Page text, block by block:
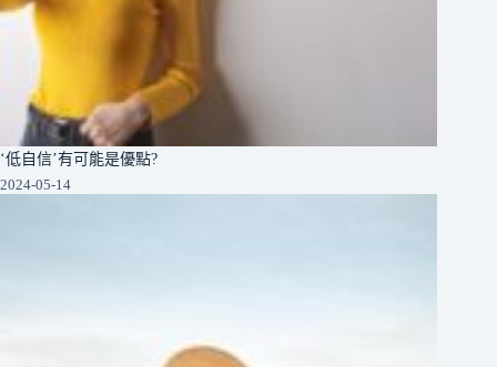
‘低自信’有可能是優點?
2024-05-14